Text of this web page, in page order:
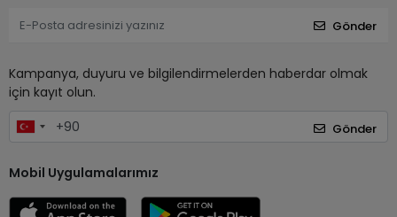
Gönder
Kampanya, duyuru ve bilgilendirmelerden haberdar olmak
için kayıt olun.
Gönder
Mobil Uygulamalarımız